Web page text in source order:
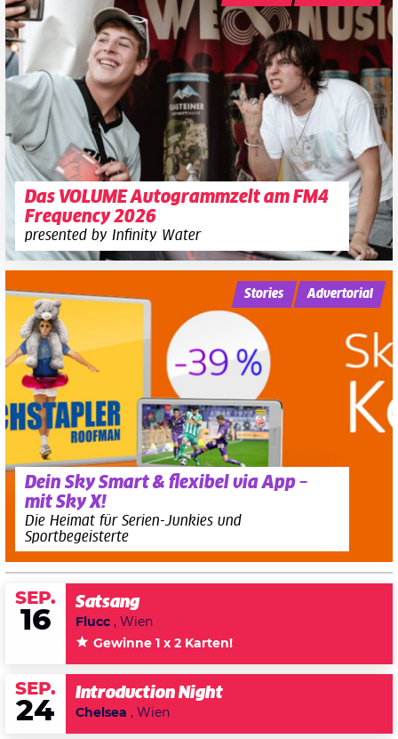
Das VOLUME Autogrammzelt am FM4
Frequency 2026
presented by Infinity Water
Dein Sky Smart & flexibel via App –
mit Sky X!
Die Heimat für Serien-Junkies und
Sportbegeisterte
Stories Advertorial
SEP.
16
Satsang
Flucc , Wien
Gewinne 1 x 2 Karten!
SEP.
24
Introduction Night
Chelsea , Wien